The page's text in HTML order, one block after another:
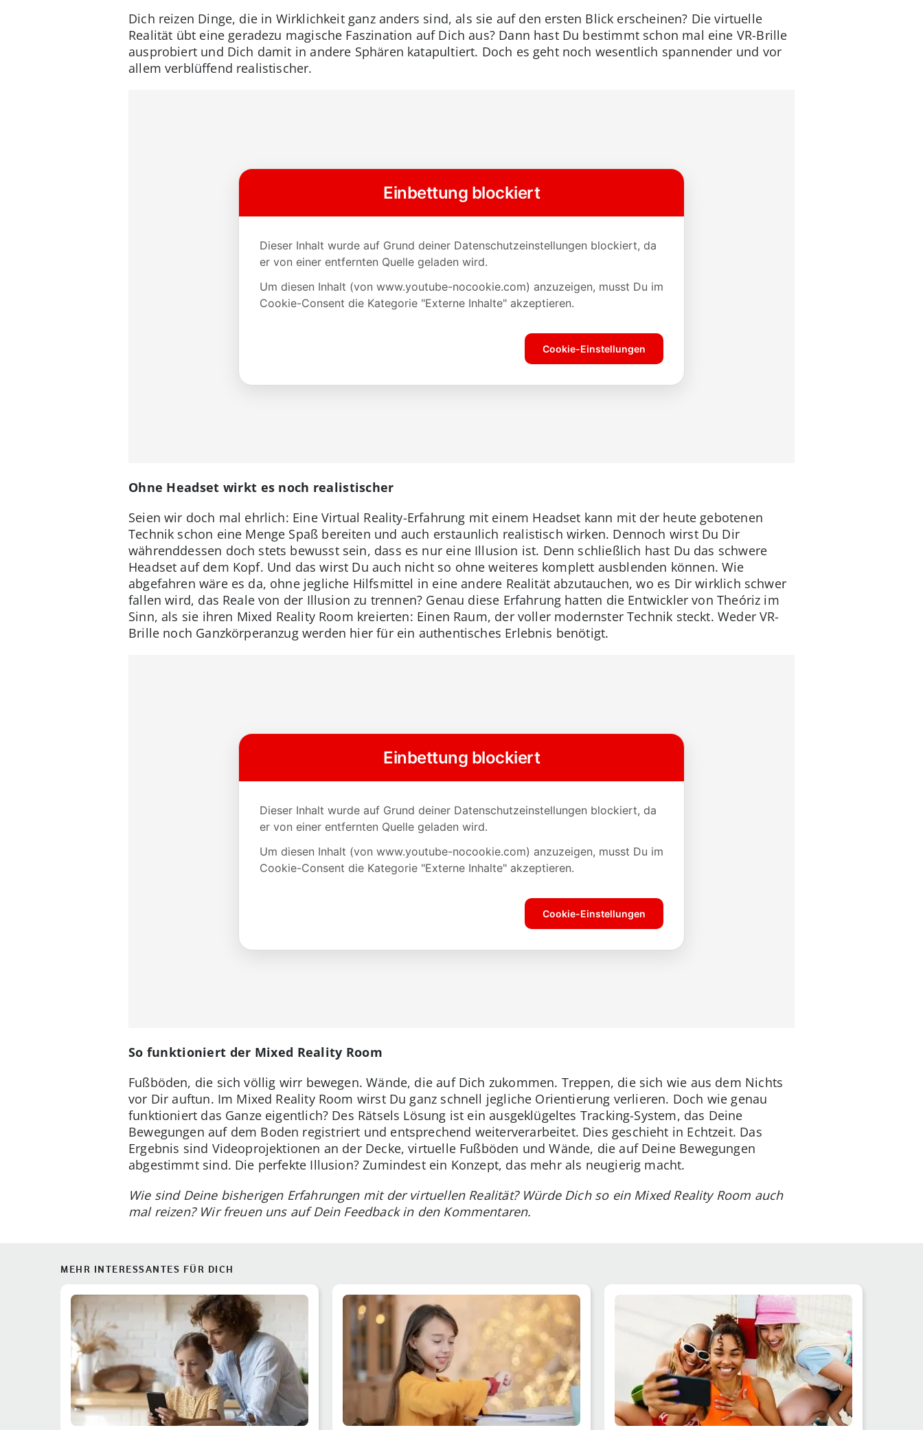
Dich reizen Dinge, die in Wirklichkeit ganz anders sind, als sie auf den ersten Blick erscheinen? Die virtuelle
Realität übt eine geradezu magische Faszination auf Dich aus? Dann hast Du bestimmt schon mal eine VR-Brille
ausprobiert und Dich damit in andere Sphären katapultiert. Doch es geht noch wesentlich spannender und vor
allem verblüffend realistischer.
Ohne Headset wirkt es noch realistischer
Seien wir doch mal ehrlich: Eine Virtual Reality-Erfahrung mit einem Headset kann mit der heute gebotenen
Technik schon eine Menge Spaß bereiten und auch erstaunlich realistisch wirken. Dennoch wirst Du Dir
währenddessen doch stets bewusst sein, dass es nur eine Illusion ist. Denn schließlich hast Du das schwere
Headset auf dem Kopf. Und das wirst Du auch nicht so ohne weiteres komplett ausblenden können. Wie
abgefahren wäre es da, ohne jegliche Hilfsmittel in eine andere Realität abzutauchen, wo es Dir wirklich schwer
fallen wird, das Reale von der Illusion zu trennen? Genau diese Erfahrung hatten die Entwickler von Theóriz im
Sinn, als sie ihren Mixed Reality Room kreierten: Einen Raum, der voller modernster Technik steckt. Weder VR-
Brille noch Ganzkörperanzug werden hier für ein authentisches Erlebnis benötigt.
So funktioniert der Mixed Reality Room
Fußböden, die sich völlig wirr bewegen. Wände, die auf Dich zukommen. Treppen, die sich wie aus dem Nichts
vor Dir auftun. Im Mixed Reality Room wirst Du ganz schnell jegliche Orientierung verlieren. Doch wie genau
funktioniert das Ganze eigentlich? Des Rätsels Lösung ist ein ausgeklügeltes Tracking-System, das Deine
Bewegungen auf dem Boden registriert und entsprechend weiterverarbeitet. Dies geschieht in Echtzeit. Das
Ergebnis sind Videoprojektionen an der Decke, virtuelle Fußböden und Wände, die auf Deine Bewegungen
abgestimmt sind. Die perfekte Illusion? Zumindest ein Konzept, das mehr als neugierig macht.
Wie sind Deine bisherigen Erfahrungen mit der virtuellen Realität? Würde Dich so ein Mixed Reality Room auch
mal reizen? Wir freuen uns auf Dein Feedback in den Kommentaren.
MEHR INTERESSANTES FÜR DICH